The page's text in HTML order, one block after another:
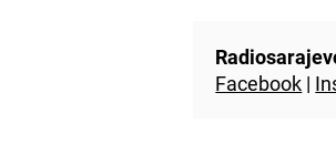
Facebook |